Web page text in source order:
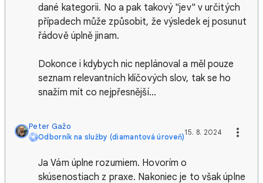
dané kategorii. No a pak takový "jev" v určitých
případech může způsobit, že výsledek ej posunut
řádově úplně jinam.
Dokonce i kdybych nic neplánoval a měl pouze
seznam relevantních klíčových slov, tak se ho
snažím mít co nejpřesnější...
Peter Gažo
Odborník na služby (diamantová úroveň)
15. 8. 2024
Ja Vám úplne rozumiem. Hovorím o
skúsenostiach z praxe. Nakoniec je to však úplne